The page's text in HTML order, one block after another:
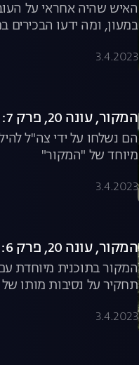
האיש שהיה אחראי על
במעון, ומה ידעו
3.4.2023
המקור, עונה 20, פרק 7: הצלפים נחשפים
הם נשלחו על ידי צה"ל
מיוחד של "המקור"
3.4.2023
המקור, עונה 20, פרק 6: 3 סיפורי מלחמה
תחקיר על נסיבות מותו
שמנסים לשרוד בימים
3.4.2023